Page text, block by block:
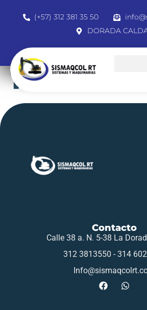
(+57) 312 381 35 50
DORADA
1001478686
Contacto
Calle 38 a. N. 5-38 La
312 3813550 - 314